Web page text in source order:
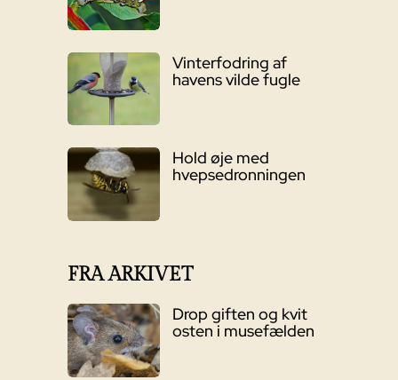
Vinterfodring af
havens vilde fugle
Hold øje med
hvepsedronningen
FRA ARKIVET
Drop giften og kvit
osten i musefælden